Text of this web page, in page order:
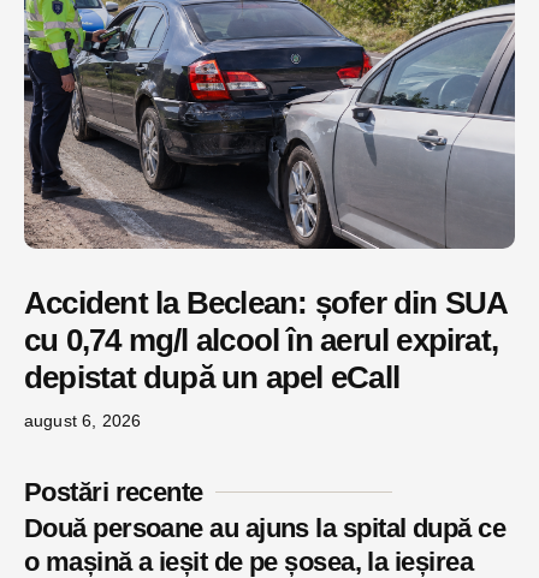
Accident la Beclean: șofer din SUA
cu 0,74 mg/l alcool în aerul expirat,
depistat după un apel eCall
august 6, 2026
Postări recente
Două persoane au ajuns la spital după ce
o mașină a ieșit de pe șosea, la ieșirea